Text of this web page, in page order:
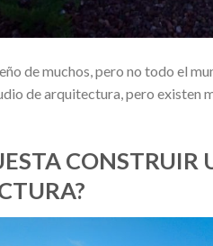
de muchos, pero no todo el
de arquitectura, pero existen